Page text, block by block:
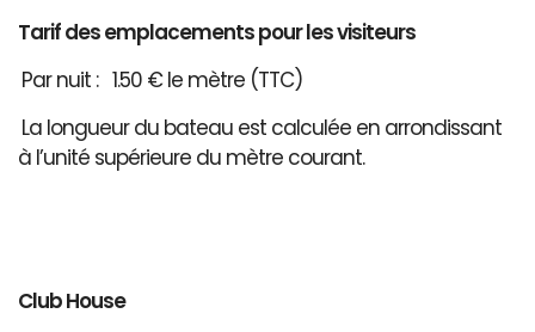
Tarif des emplacements pour les visiteurs
Par nuit : 1.50 € le mètre (TTC)
La longueur du bateau est calculée en arrondissant
à l’unité supérieure du mètre courant.
Club House